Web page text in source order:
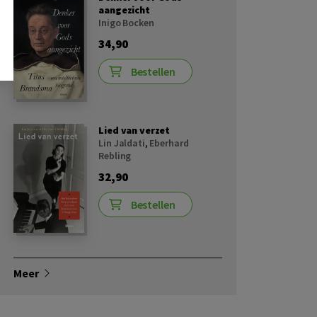
aangezicht
Inigo Bocken
34,90
Bestellen
Lied van verzet
Lin Jaldati, Eberhard
Rebling
32,90
Bestellen
Meer